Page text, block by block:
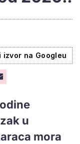
na Googleu
u
mora